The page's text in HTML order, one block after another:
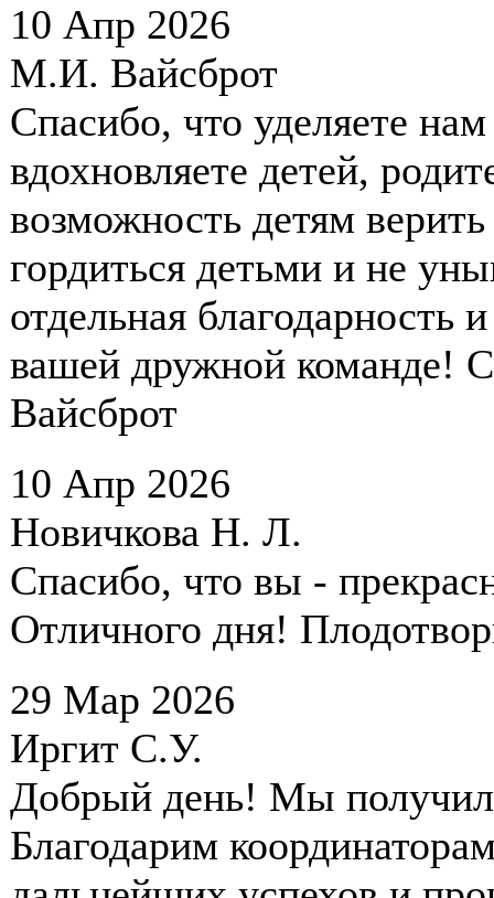
10 Апр 2026
М.И. Вайсброт
Спасибо, что уделяете
вдохновляете детей,
возможность детям
гордиться детьми и не
отдельная благодарность
вашей дружной команде!
Вайсброт
10 Апр 2026
Новичкова Н. Л.
Спасибо, что вы -
Отличного дня!
29 Мар 2026
Иргит С.У.
Добрый день! Мы
Благодарим